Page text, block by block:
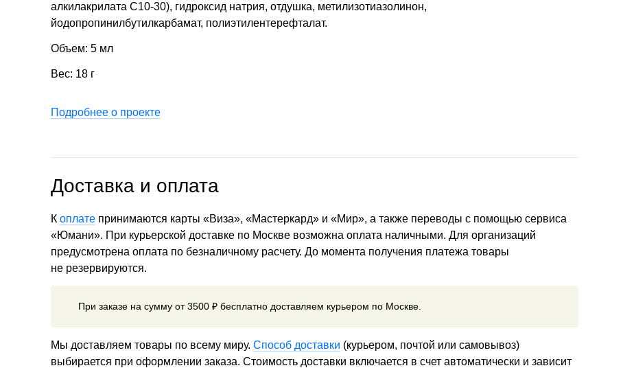
алкилакрилата С10-30), гидроксид натрия, отдушка, метилизотиазолинон,
йодопропинилбутилкарбамат, полиэтилентерефталат.
Объем: 5 мл
Вес: 18 г
Подробнее о проекте
Доставка и оплата
К оплате принимаются карты «Виза», «Мастеркард» и «Мир», а также переводы с помощью сервиса
«Юмани». При курьерской доставке по Москве возможна оплата наличными. Для организаций
предусмотрена оплата по безналичному расчету. До момента получения платежа товары
не резервируются.
При заказе на сумму от 3500 ₽ бесплатно доставляем курьером по Москве.
Мы доставляем товары по всему миру. Способ доставки (курьером, почтой или самовывоз)
выбирается при оформлении заказа. Стоимость доставки включается в счет автоматически и зависит